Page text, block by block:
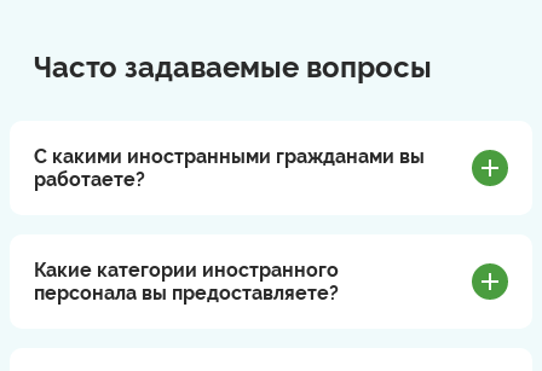
Часто задаваемые вопросы
С какими иностранными гражданами вы
работаете?
Какие категории иностранного
персонала вы предоставляете?